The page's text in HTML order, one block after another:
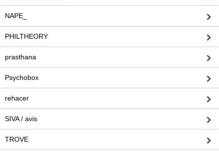
NAPE_
PHILTHEORY
prasthana
Psychobox
rehacer
SIVA / avis
TROVE